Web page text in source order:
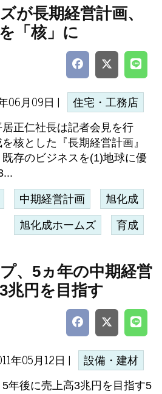
が長期経営計画、
「核」に
06月09日 | 住宅・工務店
正仁社長は記者会見を行
核とした『長期経営計画』
存のビジネスを(1)地球に優
中期経営計画 旭化成
旭化成ホームズ 育成
、5ヵ年の中期経営
兆円を目指す
年05月12日 | 設備・建材
年後に売上高3兆円を目指す5